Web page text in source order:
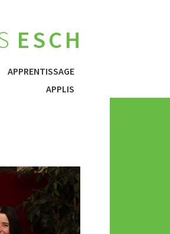
ESCH
APPRENTISSAGE
APPLIS